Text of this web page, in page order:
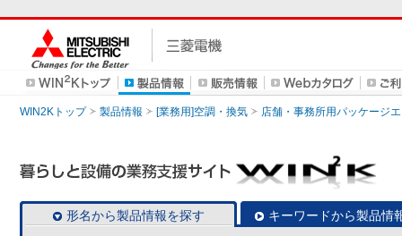
WIN2Kトップ 製品情報 [業務用]空調・換気 店舗・事務所用パッケージ
形名から製品情報を探す キーワードから製品情